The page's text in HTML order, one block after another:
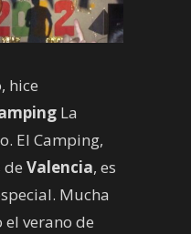
hice
La
El Camping,
Valencia, es
Mucha
el verano de